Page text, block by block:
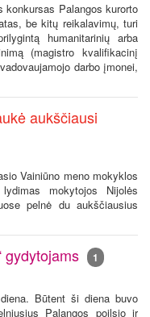
konkursas Palangos kurorto
be kitų reikalavimų, turi
humanitarinių arba
(magistro kvalifikacinį
darbo įmonei,
aukščiausi
Vainiūno meno mokyklos
mokytojos Nijolės
pelnė du aukščiausius
gydytojams 1
Būtent ši diena buvo
Palangos poilsio ir